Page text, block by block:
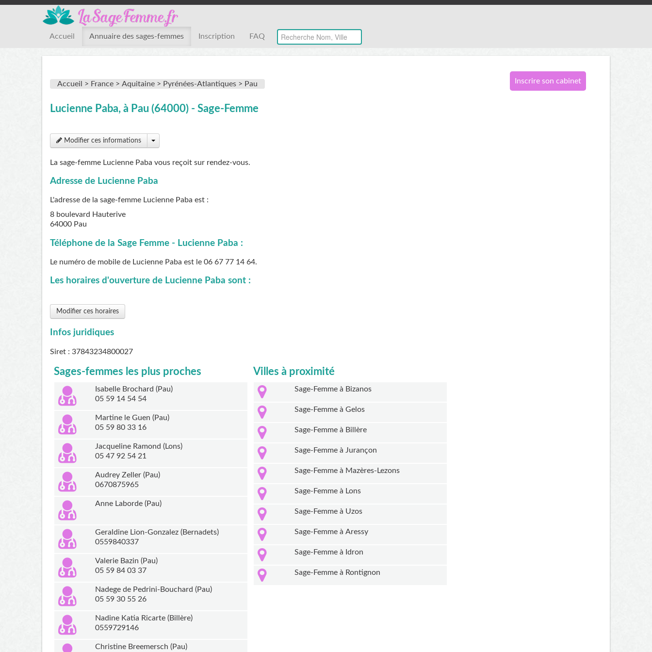
Accueil Annuaire des sages-femmes Inscription FAQ
Accueil > France > Aquitaine > Pyrénées-Atlantiques > Pau
Lucienne Paba, à Pau (64000) - Sage-Femme
Modifier ces informations
La sage-femme Lucienne Paba vous reçoit sur rendez-vous.
Adresse de Lucienne Paba
L'adresse de la sage-femme Lucienne Paba est :
8 boulevard Hauterive
64000 Pau
Téléphone de la Sage Femme - Lucienne Paba :
Le numéro de mobile de Lucienne Paba est le 06 67 77 14 64.
Les horaires d'ouverture de Lucienne Paba sont :
Modifier ces horaires
Infos juridiques
Siret : 37843234800027
Sages-femmes les plus proches
Isabelle Brochard (Pau)
05 59 14 54 54
Martine le Guen (Pau)
05 59 80 33 16
Jacqueline Ramond (Lons)
05 47 92 54 21
Audrey Zeller (Pau)
0670875965
Anne Laborde (Pau)
Geraldine Lion-Gonzalez (Bernadets)
0559840337
Valerie Bazin (Pau)
05 59 84 03 37
Nadege de Pedrini-Bouchard (Pau)
05 59 30 55 26
Nadine Katia Ricarte (Billère)
0559729146
Christine Breemersch (Pau)
Villes à proximité
Sage-Femme à Bizanos
Sage-Femme à Gelos
Sage-Femme à Billère
Sage-Femme à Jurançon
Sage-Femme à Mazères-Lezons
Sage-Femme à Lons
Sage-Femme à Uzos
Sage-Femme à Aressy
Sage-Femme à Idron
Sage-Femme à Rontignon
Inscrire son cabinet